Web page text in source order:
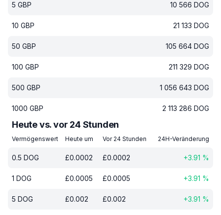
5 GBP 10 566 DOG
10 GBP 21 133 DOG
50 GBP 105 664 DOG
100 GBP 211 329 DOG
500 GBP 1 056 643 DOG
1000 GBP 2 113 286 DOG
Heute vs. vor 24 Stunden
Vermögenswert Heute um Vor 24 Stunden 24H-Veränderung
0.5 DOG £0.0002 £0.0002 +3.91 %
1 DOG £0.0005 £0.0005 +3.91 %
5 DOG £0.002 £0.002 +3.91 %